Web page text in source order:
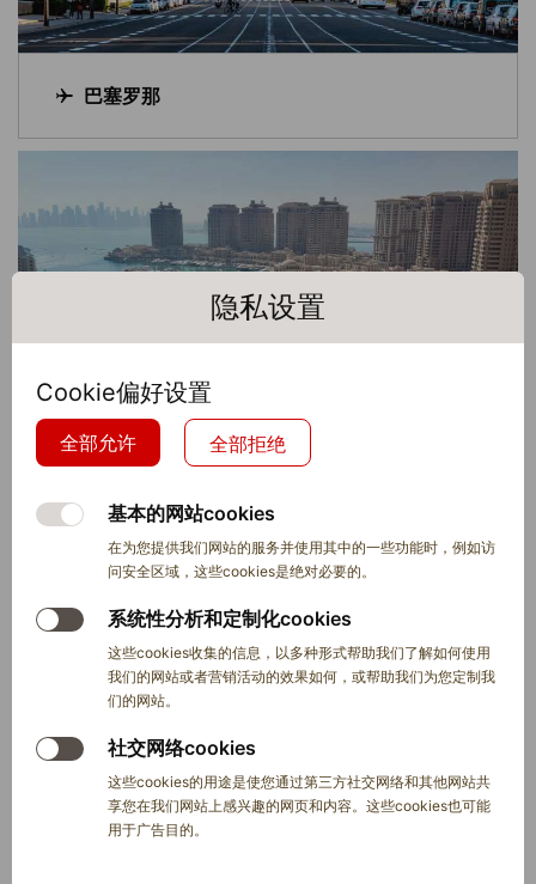
隐私设置
Cookie偏好设置
全部允许 全部拒绝
基本的网站cookies
在为您提供我们网站的服务并使用其中的一些功能时，例如访
问安全区域，这些cookies是绝对必要的。
系统性分析和定制化cookies
这些cookies收集的信息，以多种形式帮助我们了解如何使用
我们的网站或者营销活动的效果如何，或帮助我们为您定制我
们的网站。
社交网络cookies
这些cookies的用途是使您通过第三方社交网络和其他网站共
享您在我们网站上感兴趣的网页和内容。这些cookies也可能
用于广告目的。
巴塞罗那